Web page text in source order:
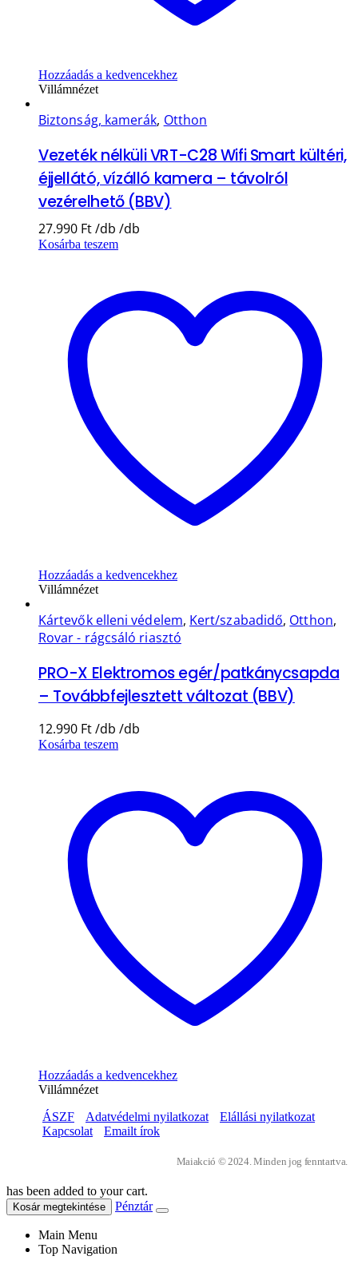
Hozzáadás a kedvencekhez
Villámnézet
Biztonság, kamerák, Otthon
Vezeték nélküli VRT-C28 Wifi Smart kültéri,
éjjellátó, vízálló kamera – távolról
vezérelhető (BBV)
27.990 Ft
Kosárba teszem
Hozzáadás a kedvencekhez
Villámnézet
Kártevők elleni védelem, Kert/szabadidő, Otthon,
Rovar - rágcsáló riasztó
PRO-X Elektromos egér/patkánycsapda
– Továbbfejlesztett változat (BBV)
12.990 Ft
Kosárba teszem
Hozzáadás a kedvencekhez
Villámnézet
ÁSZF
Adatvédelmi nyilatkozat
Elállási nyilatkozat
Kapcsolat
Emailt írok
Maiakció © 2024. Minden jog fenntartva.
has been added to your cart.
Kosár megtekintése Pénztár
Main Menu
Top Navigation